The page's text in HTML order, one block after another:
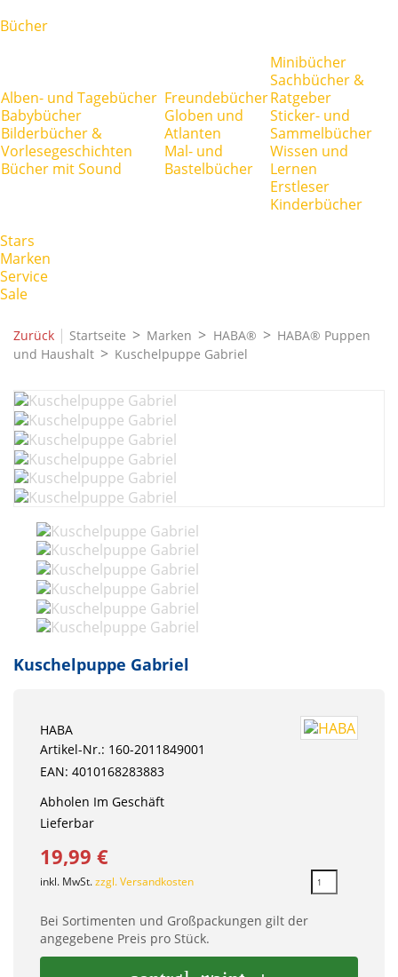
Bücher
Alben- und Tagebücher
Babybücher
Bilderbücher &
Vorlesegeschichten
Bücher mit Sound
Freundebücher
Globen und
Atlanten
Mal- und
Bastelbücher
Minibücher
Sachbücher &
Ratgeber
Sticker- und
Sammelbücher
Wissen und
Lernen
Erstleser
Kinderbücher
Stars
Marken
Service
Sale
Zurück | Startseite Marken HABA®
HABA® Puppen
und Haushalt
Kuschelpuppe Gabriel
Kuschelpuppe Gabriel
HABA
Artikel-Nr.: 160-2011849001
EAN: 4010168283883
Abholen Im Geschäft
Lieferbar
19,99 €
inkl. MwSt.zzgl. Versandkosten
Bei Sortimenten und Großpackungen gilt der
angegebene Preis pro Stück.